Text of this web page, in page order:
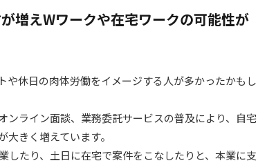
増えWワークや在宅ワークの可能性が
や休日の肉体労働をイメージする人が多かったかもし
ンライン面談、業務委託サービスの普及により、自宅
きく増えています。
したり、土日に在宅で案件をこなしたりと、本業に支